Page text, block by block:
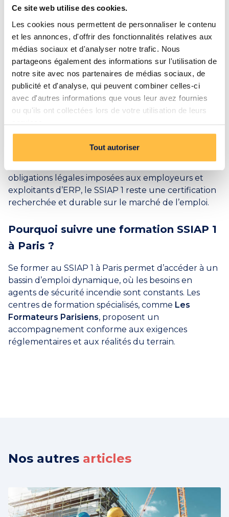
Ce site web utilise des cookies.
Les cookies nous permettent de personnaliser le contenu
et les annonces, d'offrir des fonctionnalités relatives aux
médias sociaux et d'analyser notre trafic. Nous
partageons également des informations sur l'utilisation de
notre site avec nos partenaires de médias sociaux, de
publicité et d'analyse, qui peuvent combiner celles-ci
avec d'autres informations que vous leur avez fournies
ou qu'ils ont collectées lors de votre utilisation de leurs
services.
Tout autoriser
agents de sécurité incendie interviennent
Les centres commerciaux
Les hôpitaux et établissements de santé
Les gares et aéroports
Les immeubles de bureaux et IGH
obligations légales imposées aux employeurs et
exploitants d’ERP, le SSIAP 1 reste une certification
recherchée et durable sur le marché de l’emploi.
Pourquoi suivre une formation SSIAP 1
à Paris ?
Se former au SSIAP 1 à Paris permet d’accéder à un
bassin d’emploi dynamique, où les besoins en
agents de sécurité incendie sont constants. Les
centres de formation spécialisés, comme Les
Formateurs Parisiens, proposent un
accompagnement conforme aux exigences
réglementaires et aux réalités du terrain.
Nos autres articles